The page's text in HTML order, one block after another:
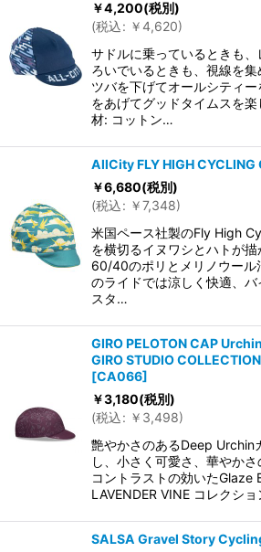
￥4,200(税別)
(税込: ￥4,620)
サドルに乗っているときも
ろいでいるときも、視線を集
ツバを下げてオールシティ
をあげてグッドタイムスを
材: コットン…
AllCity FLY HIGH CYCLING
￥6,680(税別)
(税込: ￥7,348)
米国ペース社製のFly High
を横切るイヌワシとハトが描
60/40のポリとメリノウール
のライドでは涼しく快適、
スタ…
GIRO PELOTON CAP
GIRO STUDIO
[CA066]
￥3,180(税別)
(税込: ￥ 3,498)
艶やかさのあるDeep Urchin
し、小さく可愛さ、華やか
コントラストの効いたGlaze
LAVENDER VINE コレクシ
SALSA Gravel Story